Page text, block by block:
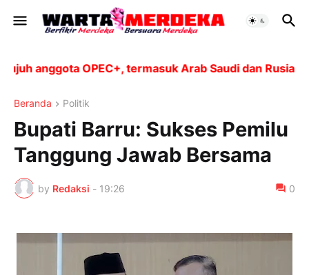
anggota OPEC+, termasuk Arab Saudi dan Rusia,
Beranda Politik
Bupati Barru: Sukses Pemilu
Tanggung Jawab Bersama
by Redaksi - 19:26 0